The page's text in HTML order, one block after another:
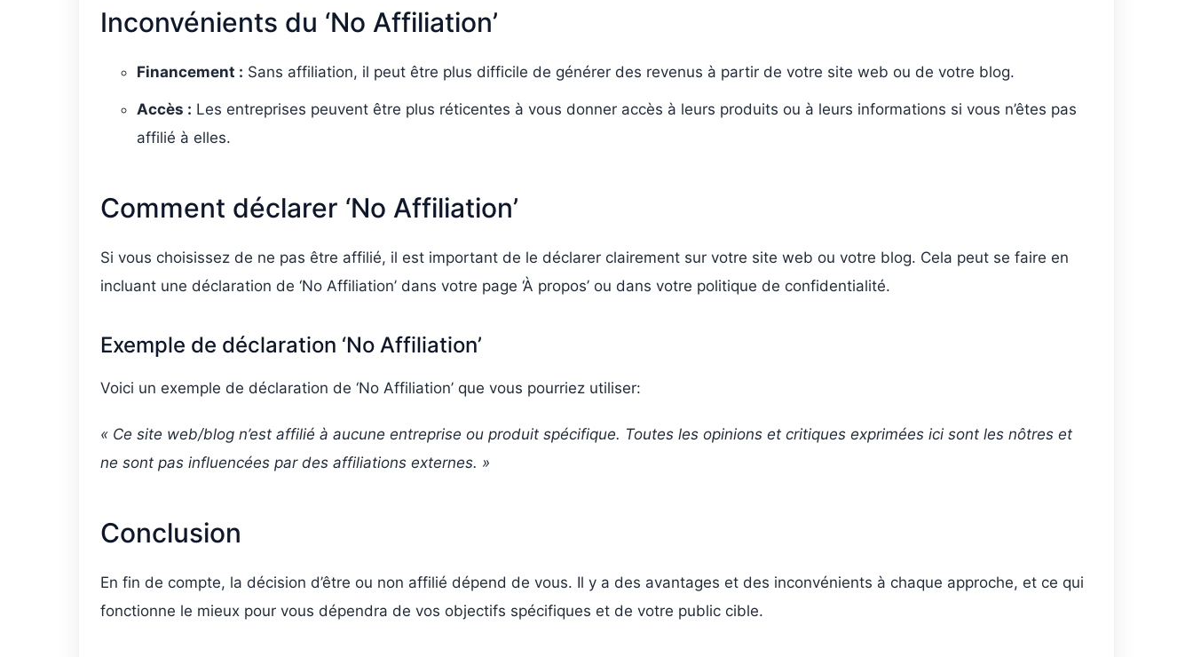
Inconvénients du ‘No Affiliation’
Financement : Sans affiliation, il peut être plus difficile de générer des revenus à partir de votre site web ou de votre blog.
Accès : Les entreprises peuvent être plus réticentes à vous donner accès à leurs produits ou à leurs informations si vous n’êtes pas
affilié à elles.
Comment déclarer ‘No Affiliation’
Si vous choisissez de ne pas être affilié, il est important de le déclarer clairement sur votre site web ou votre blog. Cela peut se faire en
incluant une déclaration de ‘No Affiliation’ dans votre page ‘À propos’ ou dans votre politique de confidentialité.
Exemple de déclaration ‘No Affiliation’
Voici un exemple de déclaration de ‘No Affiliation’ que vous pourriez utiliser:
« Ce site web/blog n’est affilié à aucune entreprise ou produit spécifique. Toutes les opinions et critiques exprimées ici sont les nôtres et
ne sont pas influencées par des affiliations externes. »
Conclusion
En fin de compte, la décision d’être ou non affilié dépend de vous. Il y a des avantages et des inconvénients à chaque approche, et ce qui
fonctionne le mieux pour vous dépendra de vos objectifs spécifiques et de votre public cible.